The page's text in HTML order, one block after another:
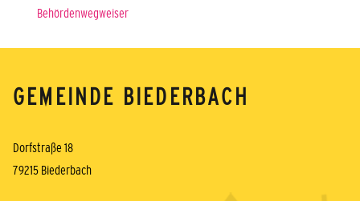
Behördenwegweiser
GEMEINDE BIEDERBACH
Dorfstraße 18
79215 Biederbach